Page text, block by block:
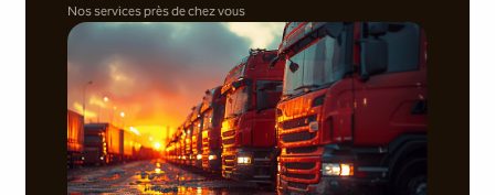
Nos services près de chez vous